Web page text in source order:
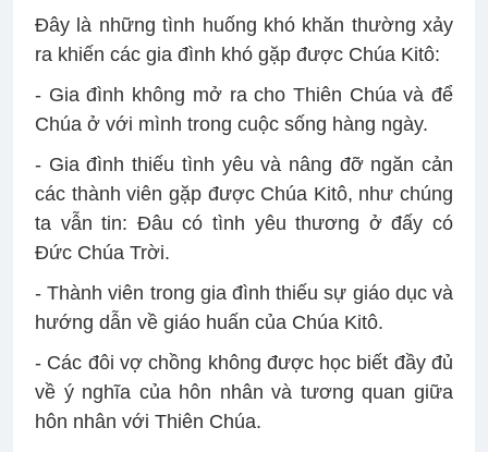
Đây là những tình huống khó khăn thường xảy
ra khiến các gia đình khó gặp được Chúa Kitô:
- Gia đình không mở ra cho Thiên Chúa và để
Chúa ở với mình trong cuộc sống hàng ngày.
- Gia đình thiếu tình yêu và nâng đỡ ngăn cản
các thành viên gặp được Chúa Kitô, như chúng
ta vẫn tin: Đâu có tình yêu thương ở đấy có
Đức Chúa Trời.
- Thành viên trong gia đình thiếu sự giáo dục và
hướng dẫn về giáo huấn của Chúa Kitô.
- Các đôi vợ chồng không được học biết đầy đủ
về ý nghĩa của hôn nhân và tương quan giữa
hôn nhân với Thiên Chúa.